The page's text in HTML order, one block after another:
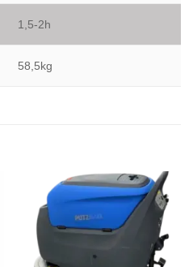
1,5-2h
58,5kg